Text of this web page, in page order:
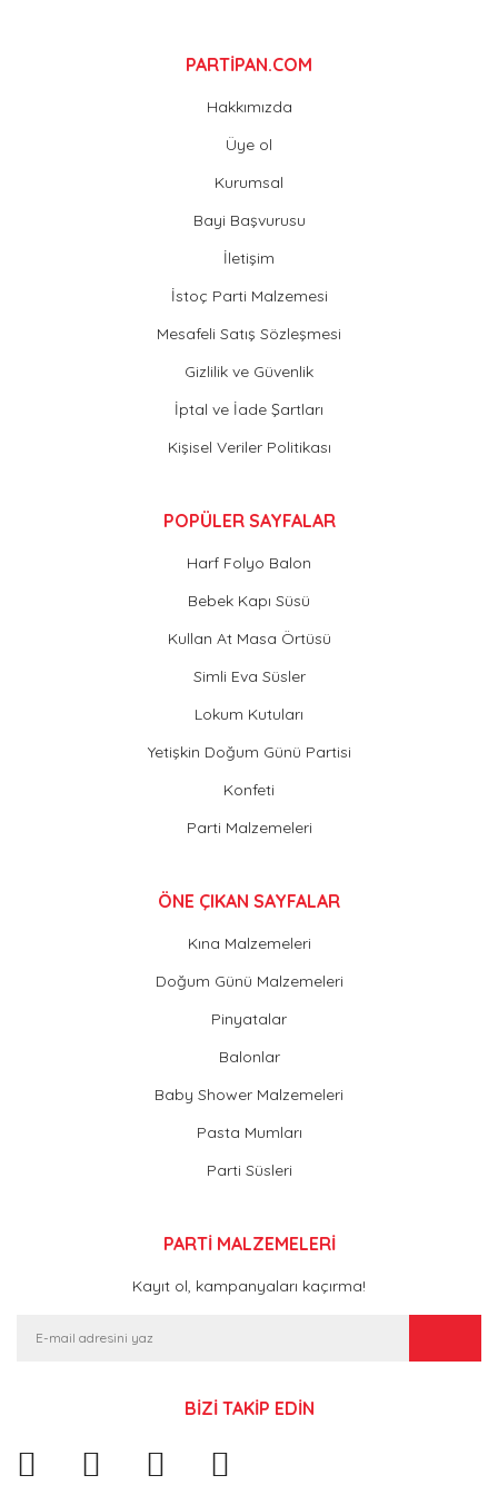
PARTİPAN.COM
Hakkımızda
Üye ol
Kurumsal
Bayi Başvurusu
İletişim
İstoç Parti Malzemesi
Mesafeli Satış Sözleşmesi
Gizlilik ve Güvenlik
İptal ve İade Şartları
Kişisel Veriler Politikası
POPÜLER SAYFALAR
Harf Folyo Balon
Bebek Kapı Süsü
Kullan At Masa Örtüsü
Simli Eva Süsler
Lokum Kutuları
Yetişkin Doğum Günü Partisi
Konfeti
Parti Malzemeleri
ÖNE ÇIKAN SAYFALAR
Kına Malzemeleri
Doğum Günü Malzemeleri
Pinyatalar
Balonlar
Baby Shower Malzemeleri
Pasta Mumları
Parti Süsleri
PARTİ MALZEMELERİ
Kayıt ol, kampanyaları kaçırma!
BİZİ TAKİP EDİN